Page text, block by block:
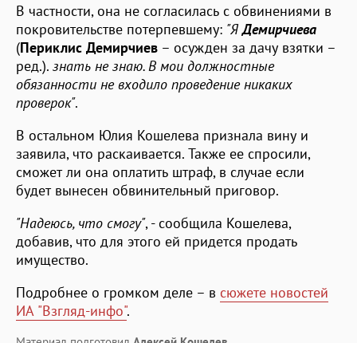
В частности, она не согласилась с обвинениями в
покровительстве потерпевшему: "ЯДемирчиева
(Периклис Демирчиев – осужден за дачу взятки –
ред.). знать не знаю. В мои должностные
обязанности не входило проведение никаких
проверок".
В остальном Юлия Кошелева признала вину и
заявила, что раскаивается. Также ее спросили,
сможет ли она оплатить штраф, в случае если
будет вынесен обвинительный приговор.
"Надеюсь, что смогу", - сообщила Кошелева,
добавив, что для этого ей придется продать
имущество.
Подробнее о громком деле – в сюжете новостей
ИА "Взгляд-инфо".